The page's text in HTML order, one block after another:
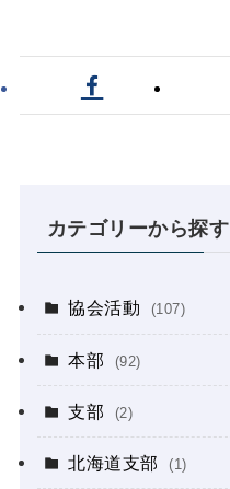
カテゴリーから探す
協会活動 (107)
本部 (92)
支部 (2)
北海道支部 (1)